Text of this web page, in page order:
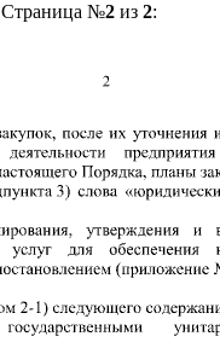
Страница №2из 2: